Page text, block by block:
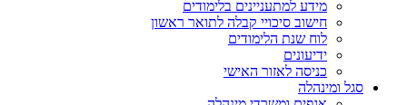
מידע למתעניינים בלימודים
חישוב סיכויי קבלה לתואר ראשון
לוח שנת הלימודים
ידיעונים
כניסה לאזור האישי
סגל ומינהלה